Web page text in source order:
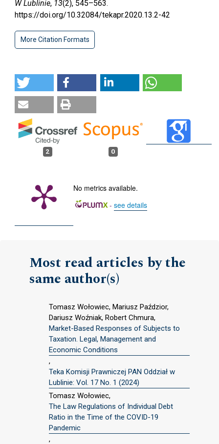
W Lublinie, 13(2), 545–563.
https://doi.org/10.32084/tekapr.2020.13.2-42
More Citation Formats
2 0
No metrics available.
- see details
Most read articles by the
same author(s)
Tomasz Wołowiec, Mariusz Paździor,
Dariusz Woźniak, Robert Chmura,
Market-Based Responses of Subjects to
Taxation. Legal, Management and
Economic Conditions
,
Teka Komisji Prawniczej PAN Oddział w
Lublinie: Vol. 17 No. 1 (2024)
Tomasz Wołowiec,
The Law Regulations of Individual Debt
Ratio in the Time of the COVID-19
Pandemic
,